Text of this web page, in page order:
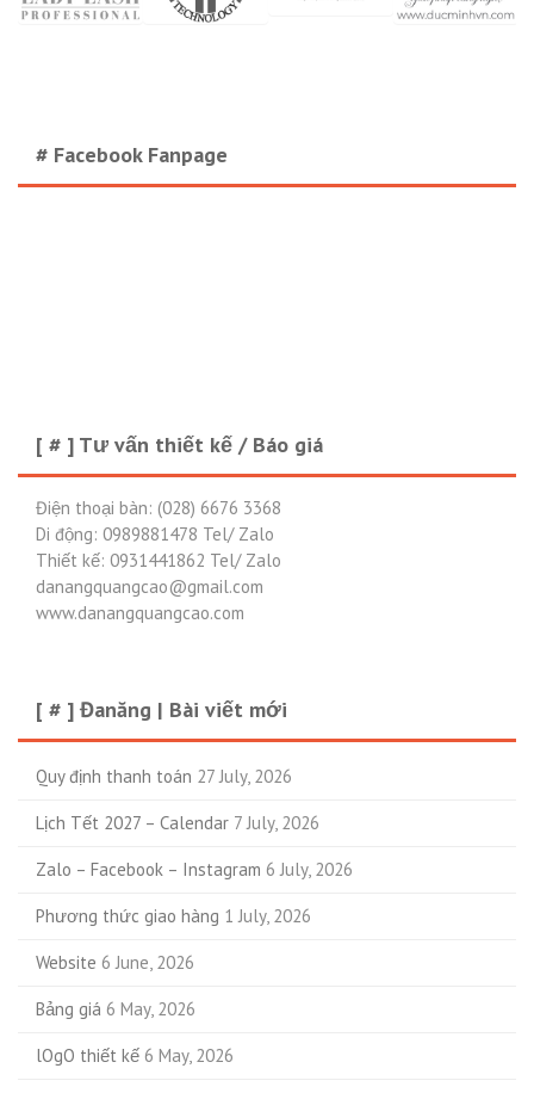
# Facebook Fanpage
[ # ] Tư vấn thiết kế / Báo giá
Điện thoại bàn: (028) 6676 3368
Di động: 0989881478 Tel/ Zalo
Thiết kế: 0931441862 Tel/ Zalo
danangquangcao@gmail.com
www.danangquangcao.com
[ # ] Đanăng | Bài viết mới
Quy định thanh toán 27 July, 2026
Lịch Tết 2027 – Calendar 7 July, 2026
Zalo – Facebook – Instagram 6 July, 2026
Phương thức giao hàng 1 July, 2026
Website 6 June, 2026
Bảng giá 6 May, 2026
lOgO thiết kế 6 May, 2026